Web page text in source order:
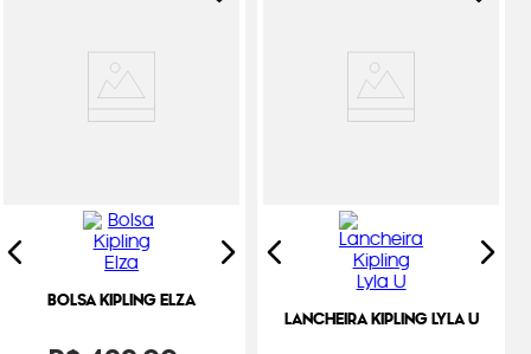
BOLSA KIPLING ELZA
LANCHEIRA KIPLING LYLA U